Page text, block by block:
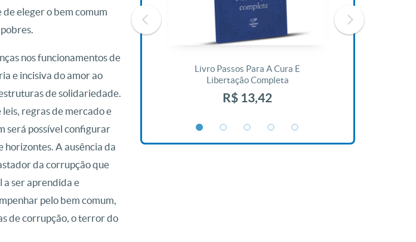
de eleger o bem comum
nos funcionamentos de
e incisiva do amor ao
de solidariedade.
regras de mercado e
será possível configurar
A ausência da
da corrupção que
ser aprendida e
pelo bem comum,
de corrupção, o terror do
Vida De Jonas Abib
R$ 42,41
Livro Passos Para A Cura E
Libertação Completa
R$ 13,42